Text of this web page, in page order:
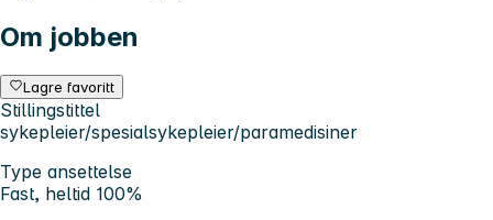
Om jobben
Lagre favoritt
Stillingstittel
sykepleier/spesialsykepleier/paramedisiner
Type ansettelse
Fast, heltid 100%